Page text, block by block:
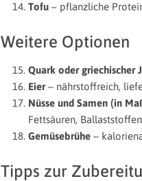
Tofu – pflanzliche
Weitere Optionen
Quark oder griechischer
Eier– nährstoffreich,
Nüsse und Samen (in
Fettsäuren,
Gemüsebrühe –
Tipps zur